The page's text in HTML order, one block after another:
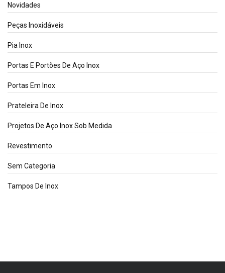
Novidades
Peças Inoxidáveis
Pia Inox
Portas E Portões De Aço Inox
Portas Em Inox
Prateleira De Inox
Projetos De Aço Inox Sob Medida
Revestimento
Sem Categoria
Tampos De Inox